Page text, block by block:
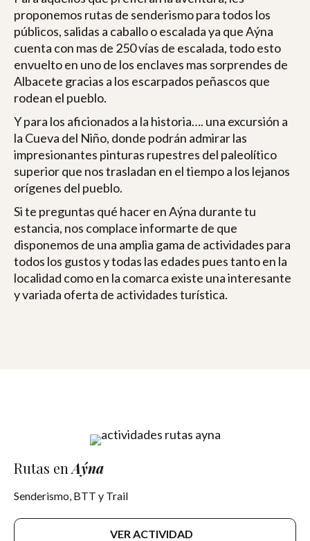
proponemos rutas de senderismo para todos los
públicos, salidas a caballo o escalada ya que Aýna
cuenta con mas de 250 vías de escalada, todo esto
envuelto en uno de los enclaves mas sorprendes de
Albacete gracias a los escarpados peñascos que
rodean el pueblo.
Y para los aficionados a la historia…. una excursión a
la Cueva del Niño, donde podrán admirar las
impresionantes pinturas rupestres del paleolítico
superior que nos trasladan en el tiempo a los lejanos
orígenes del pueblo.
Si te preguntas qué hacer en Aýna durante tu
estancia, nos complace informarte de que
disponemos de una amplia gama de actividades para
todos los gustos y todas las edades pues tanto en la
localidad como en la comarca existe una interesante
y variada oferta de actividades turística.
Rutas enAýna
Senderismo, BTT y Trail
VER ACTIVIDAD